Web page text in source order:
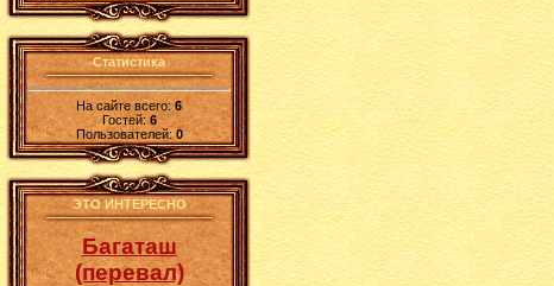
Статистика
На сайте всего:6
Гостей:6
Пользователей: 0
ЭТО ИНТЕРЕСНО
Багаташ
(перевал)